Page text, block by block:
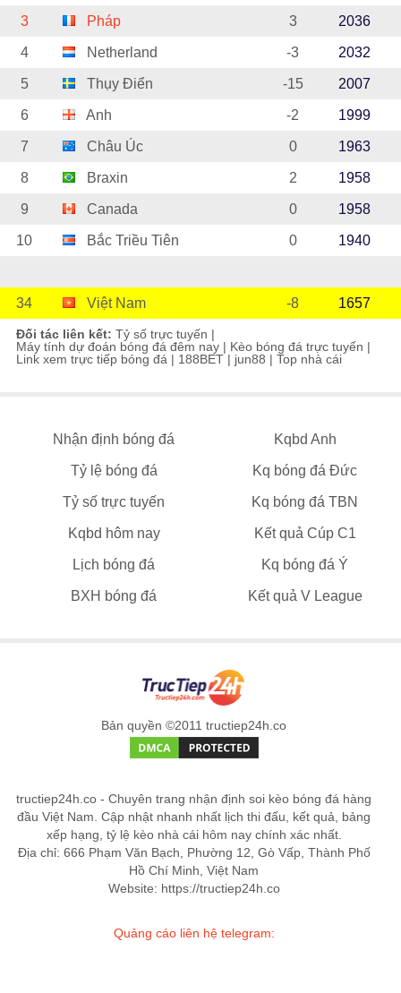
3 Pháp 3 2036
4 Netherland -3 2032
5 Thụy Điển -15 2007
6 Anh -2 1999
7 Châu Úc 0 1963
8 Braxin 2 1958
9 Canada 0 1958
10 Bắc Triều Tiên 0 1940
34 Việt Nam -8 1657
Đối tác liên kết: Tỷ số trực tuyến |
Máy tính dự đoán bóng đá đêm nay | Kèo bóng đá trực tuyến |
Link xem trực tiếp bóng đá | 188BET | jun88 | Top nhà cái
Nhận định bóng đá Kqbd Anh
Tỷ lệ bóng đá Kq bóng đá Đức
Tỷ số trực tuyến Kq bóng đá TBN
Kqbd hôm nay Kết quả Cúp C1
Lịch bóng đá Kq bóng đá Ý
BXH bóng đá Kết quả V League
Bản quyền ©2011 tructiep24h.co
tructiep24h.co - Chuyên trang nhận định soi kèo bóng đá hàng
đầu Việt Nam. Cập nhật nhanh nhất lịch thi đấu, kết quả, bảng
xếp hạng, tỷ lệ kèo nhà cái hôm nay chính xác nhất.
Địa chỉ: 666 Phạm Văn Bạch, Phường 12, Gò Vấp, Thành Phố
Hồ Chí Minh, Việt Nam
Website: https://tructiep24h.co
Quảng cáo liên hệ telegram: